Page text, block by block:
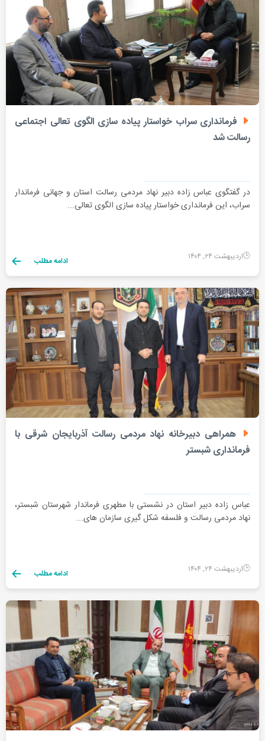
فرمانداری سراب خواستار پیاده سازی الگوی تعالی اجتماعی
رسالت شد
در گفتگوی عباس زاده دبیر نهاد مردمی رسالت استان و جهانی فرماندار
سراب، این فرمانداری خواستار پیاده سازی الگوی تعالی...
اردیبهشت ۲۴, ۱۴۰۴ ادامه مطلب
همراهی دبیرخانه نهاد مردمی رسالت آذربایجان شرقی با
فرمانداری شبستر
عباس زاده دبیر استان در نشستی با مطهری فرماندار شهرستان شبستر،
نهاد مردمی رسالت و فلسفه شکل گیری سازمان های...
اردیبهشت ۲۴, ۱۴۰۴ ادامه مطلب